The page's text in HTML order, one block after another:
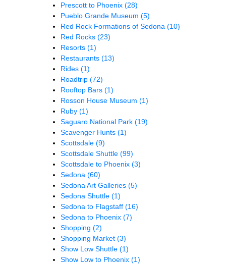
Prescott to Phoenix (28)
Pueblo Grande Museum (5)
Red Rock Formations of Sedona (10)
Red Rocks (23)
Resorts (1)
Restaurants (13)
Rides (1)
Roadtrip (72)
Rooftop Bars (1)
Rosson House Museum (1)
Ruby (1)
Saguaro National Park (19)
Scavenger Hunts (1)
Scottsdale (9)
Scottsdale Shuttle (99)
Scottsdale to Phoenix (3)
Sedona (60)
Sedona Art Galleries (5)
Sedona Shuttle (1)
Sedona to Flagstaff (16)
Sedona to Phoenix (7)
Shopping (2)
Shopping Market (3)
Show Low Shuttle (1)
Show Low to Phoenix (1)